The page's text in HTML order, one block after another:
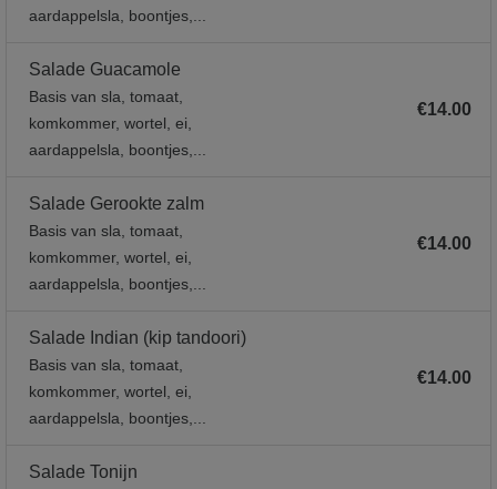
aardappelsla, boontjes,...
Salade Guacamole
Basis van sla, tomaat,
komkommer, wortel, ei,
aardappelsla, boontjes,...
€14.00
Salade Gerookte zalm
Basis van sla, tomaat,
komkommer, wortel, ei,
aardappelsla, boontjes,...
€14.00
Salade Indian (kip tandoori)
Basis van sla, tomaat,
komkommer, wortel, ei,
aardappelsla, boontjes,...
€14.00
Salade Tonijn